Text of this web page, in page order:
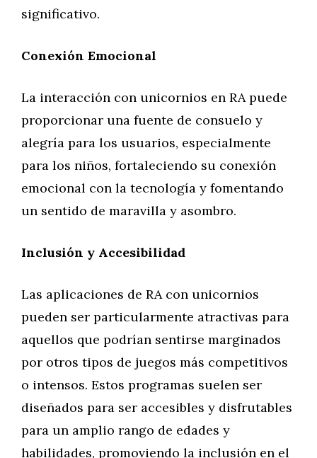
significativo.
Conexión Emocional
La interacción con unicornios en RA puede
proporcionar una fuente de consuelo y
alegría para los usuarios, especialmente
para los niños, fortaleciendo su conexión
emocional con la tecnología y fomentando
un sentido de maravilla y asombro.
Inclusión y Accesibilidad
Las aplicaciones de RA con unicornios
pueden ser particularmente atractivas para
aquellos que podrían sentirse marginados
por otros tipos de juegos más competitivos
o intensos. Estos programas suelen ser
diseñados para ser accesibles y disfrutables
para un amplio rango de edades y
habilidades, promoviendo la inclusión en el